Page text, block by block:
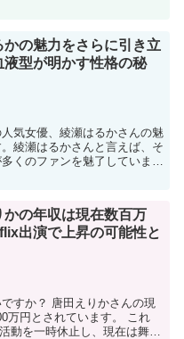
かの魅力をさらに引き立
液型が明かす性格の秘
気女優、綾瀬はるかさんの魅
綾瀬はるかさんと言えば、そ
くのファンを魅了しています
かの年収は現在数百万
出演で上昇の可能性と
すか？ 唐田えりかさんの現
万円とされています。 これ
動を一時休止し、現在は舞台